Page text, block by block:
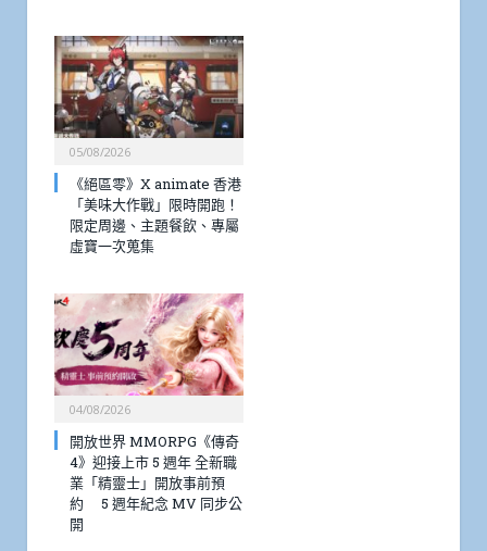
05/08/2026
《絕區零》X animate 香港
「美味大作戰」限時開跑！
限定周邊、主題餐飲、專屬
虛寶一次蒐集
04/08/2026
開放世界 MMORPG《傳奇
4》迎接上市 5 週年 全新職
業「精靈士」開放事前預
約 5 週年紀念 MV 同步公
開